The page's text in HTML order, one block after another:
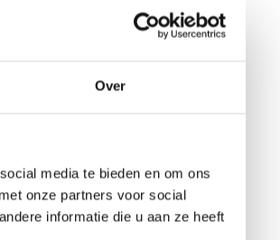
Over
media te bieden en om ons
onze partners voor social
informatie die u aan ze heeft
aan het ontwikkelen
De behoefte